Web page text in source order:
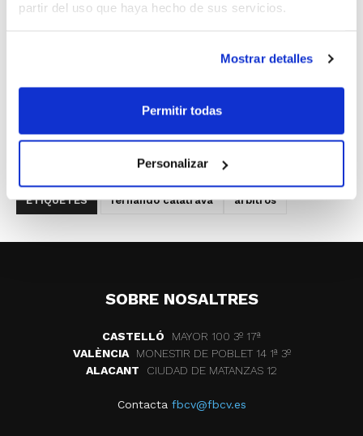
partir del uso que haya hecho de sus servicios.
Mostrar detalles
Permitir todas
Personalizar
reciente designación para el Mundial U19 Femenino
más deseados llegará este verano con la presencia en
el Campeonato del Mundo.
ETIQUETES fernando calatrava arbitros
SOBRE NOSALTRES
CASTELLÓ
MAYOR 100 3º 17ª
VALÈNCIA
MONESTIR DE POBLET 14 1ª 3º
ALACANT
CIUDAD DE MATANZAS 12
Contacta fbcv@fbcv.es